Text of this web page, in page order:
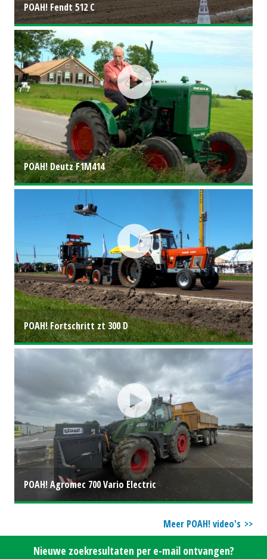
POAH! Fendt 512 C
POAH! Deutz F1M414
POAH! Fortschritt zt 300 D
POAH! Agromec 700 Vario Electric
Meer POAH! video's
Nieuwe zoekresultaten per e-mail ontvangen?